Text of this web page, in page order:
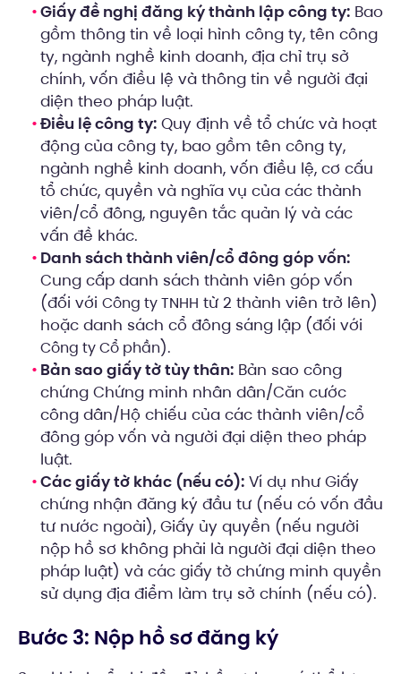
Giấy đề nghị đăng ký thành lập công ty: Bao
gồm thông tin về loại hình công ty, tên công
ty, ngành nghề kinh doanh, địa chỉ trụ sở
chính, vốn điều lệ và thông tin về người đại
diện theo pháp luật.
Điều lệ công ty: Quy định về tổ chức và hoạt
động của công ty, bao gồm tên công ty,
ngành nghề kinh doanh, vốn điều lệ, cơ cấu
tổ chức, quyền và nghĩa vụ của các thành
viên/cổ đông, nguyên tắc quản lý và các
vấn đề khác.
Danh sách thành viên/cổ đông góp vốn:
Cung cấp danh sách thành viên góp vốn
(đối với Công ty TNHH từ 2 thành viên trở lên)
hoặc danh sách cổ đông sáng lập (đối với
Công ty Cổ phần).
Bản sao giấy tờ tùy thân: Bản sao công
chứng Chứng minh nhân dân/Căn cước
công dân/Hộ chiếu của các thành viên/cổ
đông góp vốn và người đại diện theo pháp
luật.
Các giấy tờ khác (nếu có): Ví dụ như Giấy
chứng nhận đăng ký đầu tư (nếu có vốn đầu
tư nước ngoài), Giấy ủy quyền (nếu người
nộp hồ sơ không phải là người đại diện theo
pháp luật) và các giấy tờ chứng minh quyền
sử dụng địa điểm làm trụ sở chính (nếu có).
Bước 3: Nộp hồ sơ đăng ký